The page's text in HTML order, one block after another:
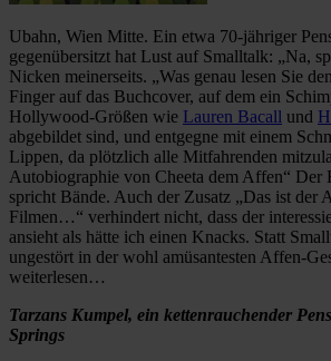
Ubahn, Wien Mitte. Ein etwa 70-jähriger
gegenübersitzt hat Lust auf Smalltalk: „Na,
Nicken meinerseits. „Was genau lesen Sie
Finger auf das Buchcover, auf dem ein
Hollywood-Größen wie Lauren Bacall und
abgebildet sind, und entgegne mit einem
Lippen, da plötzlich alle Mitfahrenden
Autobiographie von Cheeta dem Affen“ Der
spricht Bände. Auch der Zusatz „Das ist der
Filmen…“ verhindert nicht, dass der
ansieht als hätte ich einen Knacks. Statt
ungestört in der wohl amüsantesten Affen-
weiterlesen…
Tarzans Kumpel, ein kettenrauchender
Springs